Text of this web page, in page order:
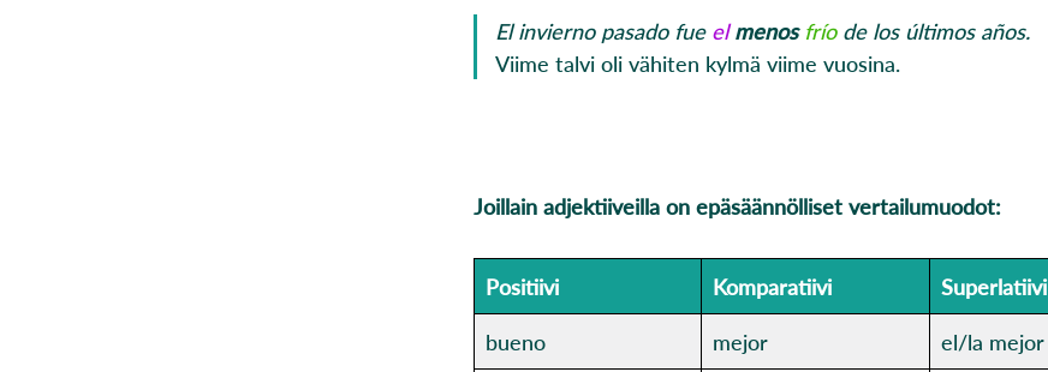
El invierno pasado fue el menos fríode los últimos años.
Viime talvi oli vähiten kylmä viime vuosina.
Joillain adjektiiveilla on epäsäännölliset vertailumuodot:
Positiivi Komparatiivi Superlatiivi
bueno
mejor el/la mejor